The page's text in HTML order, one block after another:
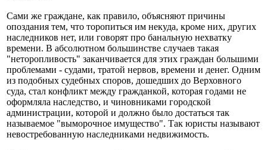
Сами же граждане, как правило, объясняют причины
опоздания тем, что торопиться им некуда, кроме них, других
наследников нет, или говорят про банальную нехватку
времени. В абсолютном большинстве случаев такая
"неторопливость" заканчивается для этих граждан большими
проблемами - судами, тратой нервов, времени и денег. Одним
из подобных судебных споров, дошедших до Верховного
суда, стал конфликт между гражданкой, которая годами не
оформляла наследство, и чиновниками городской
администрации, которой и должно было достаться так
называемое "выморочное имущество". Так юристы называют
невостребованную наследниками недвижимость.